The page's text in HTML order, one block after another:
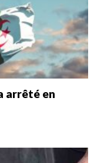
arrêté en